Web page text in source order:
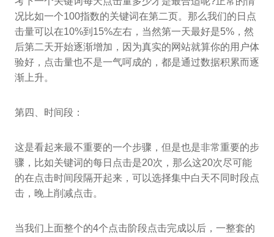
况比如一个100指数的关键词在第二页。那么我们的日点
击量可以在10%到15%左右，当然第一天最好是5%，然
后第二天开始逐渐增加，因为真实的网站就算你的用户体
验好，点击量也不是一气呵成的，都是通过数据积累而逐
渐上升。
第四、时间段：
这是看起来最不重要的一个步骤，但是也是非常重要的步
骤，比如关键词的每日点击是20次，那么这20次尽可能
的在点击时间段隔开起来，可以选择集中白天不同时段点
击，晚上削减点击。
当我们上面整个的4个点击阶段点击完成以后，一整套的